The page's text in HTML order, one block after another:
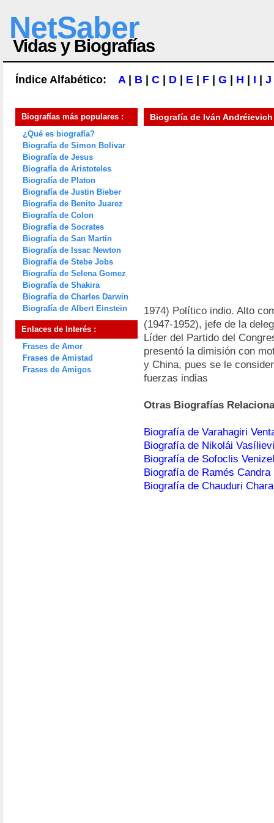
NetSaber
Vidas y Biografías
Índice Alfabético: A| B C D E F G H I J
Biografías más populares :
¿Qué es biografía?
Biografía de Simon Bolivar
Biografía de Jesus
Biografía de Aristoteles
Biografía de Platon
Biografía de Justin Bieber
Biografía de Benito Juarez
Biografía de Colon
Biografía de Socrates
Biografía de San Martin
Biografía de Issac Newton
Biografía de Stebe Jobs
Biografía de Selena Gomez
Biografía de Shakira
Biografía de Charles Darwin
Biografía de Albert Einstein
Enlaces de Interés :
Frases de Amor
Frases de Amistad
Frases de Amigos
Biografía de Iván
1974) Político indio. Alto
(1947-1952), jefe de la
Líder del Partido del
presentó la dimisión con
y China, pues se le
fuerzas indias
Otras Biografías
Biografía de Varahagiri
Biografía de Nikolái
Biografía de Sofoclis
Biografía de Ramés Candra
Biografía de Chauduri